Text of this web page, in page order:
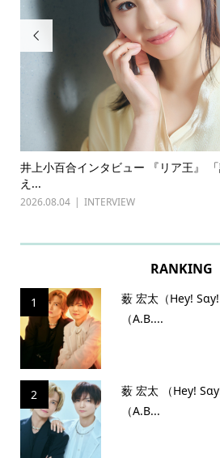

井上小百合インタビュー 『リア王』
え...
2026.08.04 INTERVIEW
RANKING
1
薮 宏太（Hey!
（A.B....
2
薮 宏太 （Hey!
（A.B...